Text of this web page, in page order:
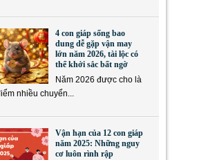
4 con giáp sống bao
dung dễ gặp vận may
lớn năm 2026, tài lộc có
thể khởi sắc bất ngờ
Năm 2026 được cho là
nhiều chuyển...
Vận hạn của 12 con giáp
năm 2025: Những nguy
cơ luôn rình rập